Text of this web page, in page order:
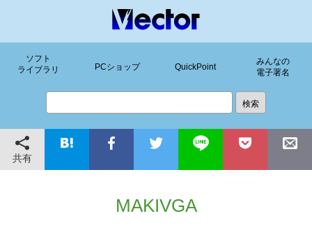
ソフト
ライブラリ
PCショップ QuickPoint
みんなの
電子署名
共有
MAKIVGA